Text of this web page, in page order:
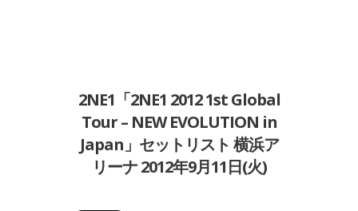
2NE1「2NE1 2012 1st Global
Tour – NEW EVOLUTION in
Japan」セットリスト 横浜ア
リーナ 2012年9月11日(火)